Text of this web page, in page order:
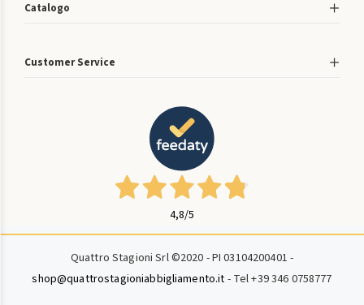
Catalogo
Customer Service
4,8/5
Quattro Stagioni Srl ©2020 - PI 03104200401 -
shop@quattrostagioniabbigliamento.it - Tel +39 346 0758777